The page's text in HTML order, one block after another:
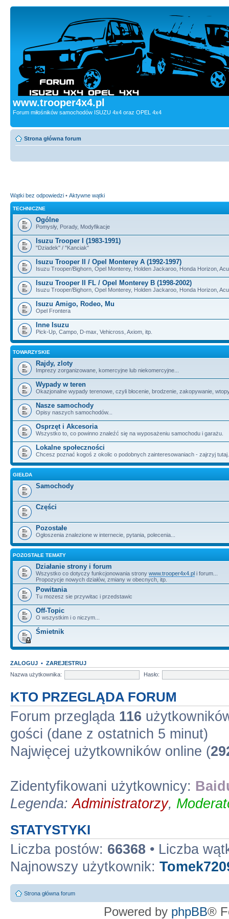
www.trooper4x4.pl
Forum miłośników samochodów ISUZU 4x4 oraz OPEL 4x4
Strona główna forum
Wątki bez odpowiedzi • Aktywne wątki
TECHNICZNE
Ogólne
Pomysły, Porady, Modyfikacje
Isuzu Trooper I (1983-1991)
"Dziadek" / "Kanciak"
Isuzu Trooper II / Opel Monterey A (1992-1997)
Isuzu Trooper/Bighorn, Opel Monterey, Holden Jackaroo, Honda Horizon,
Isuzu Trooper II FL / Opel Monterey B (1998-2002)
Isuzu Trooper/Bighorn, Opel Monterey, Holden Jackaroo, Honda Horizon,
Isuzu Amigo, Rodeo, Mu
Opel Frontera
Inne Isuzu
Pick-Up, Campo, D-max, Vehicross, Axiom, itp.
TOWARZYSKIE
Rajdy, zloty
Imprezy zorganizowane, komercyjne lub niekomercyjne...
Wypady w teren
Okazjonalne wypady terenowe, czyli błocenie, brodzenie, zakopywanie,
Nasze samochody
Opisy naszych samochodów...
Osprzęt i Akcesoria
Wszystko to, co powinno znaleźć się na wyposażeniu samochodu i garażu.
Lokalne społeczności
Chcesz poznać kogoś z okolic o podobnych zainteresowaniach - zajrzyj
GIEŁDA
Samochody
Części
Pozostałe
Ogłoszenia znalezione w internecie, pytania, polecenia...
POZOSTAŁE TEMATY
Działanie strony i forum
Wszystko co dotyczy funkcjonowania strony www.trooper4x4.pl i forum...
Propozycje nowych działów, zmiany w obecnych, itp.
Powitania
Tu mozesz sie przywitac i przedstawic
Off-Topic
O wszystkim i o niczym...
Śmietnik
ZALOGUJ • ZAREJESTRUJ
Nazwa użytkownika:
Hasło:
KTO PRZEGLĄDA FORUM
Forum przegląda 116
gości (dane z ostatnich 5 minut)
Najwięcej użytkowników online (
Zidentyfikowani użytkownicy:
Legenda:Administratorzy,
STATYSTYKI
Liczba postów: 66368 • Liczba
Najnowszy użytkownik:
Strona główna forum
Powered by phpBB®